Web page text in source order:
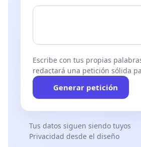
Escribe con tus propias
redactará una petición sólida
Generar petición
Tus datos siguen siendo tuyos
Privacidad desde el diseño